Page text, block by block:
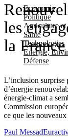
Economie
Politique
Agriculture
Santé
Technologies
Energie,
Défense
les
la France
L’inclusion surprise
d’énergie
énergie-climat a
Commission
ce que les
Paul Messad